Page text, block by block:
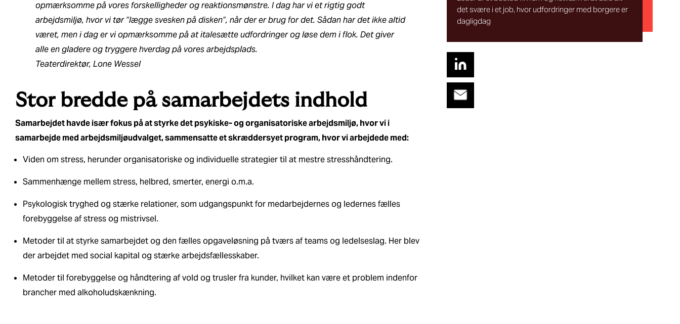
opmærksomme på vores forskelligheder og reaktionsmønstre. I dag har vi et rigtig godt
arbejdsmiljø, hvor vi tør ”lægge svesken på disken”, når der er brug for det. Sådan har det ikke altid
været, men i dag er vi opmærksomme på at italesætte udfordringer og løse dem i flok. Det giver
alle en gladere og tryggere hverdag på vores arbejdsplads.
Teaterdirektør, Lone Wessel
Stor bredde på samarbejdets indhold
Samarbejdet havde især fokus på at styrke det psykiske- og organisatoriske arbejdsmiljø, hvor vi i
samarbejde med arbejdsmiljøudvalget, sammensatte et skræddersyet program, hvor vi arbejdede med:
Viden om stress, herunder organisatoriske og individuelle strategier til at mestre stresshåndtering.
Sammenhænge mellem stress, helbred, smerter, energi o.m.a.
Psykologisk tryghed og stærke relationer, som udgangspunkt for medarbejdernes og ledernes fælles
forebyggelse af stress og mistrivsel.
Metoder til at styrke samarbejdet og den fælles opgaveløsning på tværs af teams og ledelseslag. Her blev
der arbejdet med social kapital og stærke arbejdsfællesskaber.
Metoder til forebyggelse og håndtering af vold og trusler fra kunder, hvilket kan være et problem indenfor
brancher med alkoholudskænkning.
det svære i et job, hvor udfordringer med borgere er
dagligdag